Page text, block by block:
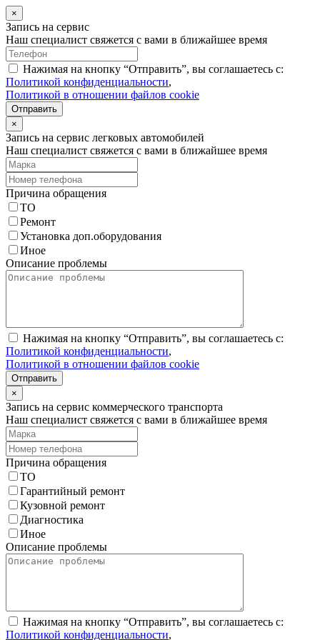
×
Запись на сервис
Наш специалист свяжется с вами в ближайшее время
Нажимая на кнопку “Отправить”, вы соглашаетесь с:
Политикой конфиденциальности,
Политикой в отношении файлов cookie
Отправить
×
Запись на сервис легковых автомобилей
Наш специалист свяжется с вами в ближайшее время
Причина обращения
ТО
Ремонт
Установка доп.оборудования
Иное
Описание проблемы
Нажимая на кнопку “Отправить”, вы соглашаетесь с:
Политикой конфиденциальности,
Политикой в отношении файлов cookie
Отправить
×
Запись на сервис коммерческого транспорта
Наш специалист свяжется с вами в ближайшее время
Причина обращения
ТО
Гарантийный ремонт
Кузовной ремонт
Диагностика
Иное
Описание проблемы
Нажимая на кнопку “Отправить”, вы соглашаетесь с:
Политикой конфиденциальности,